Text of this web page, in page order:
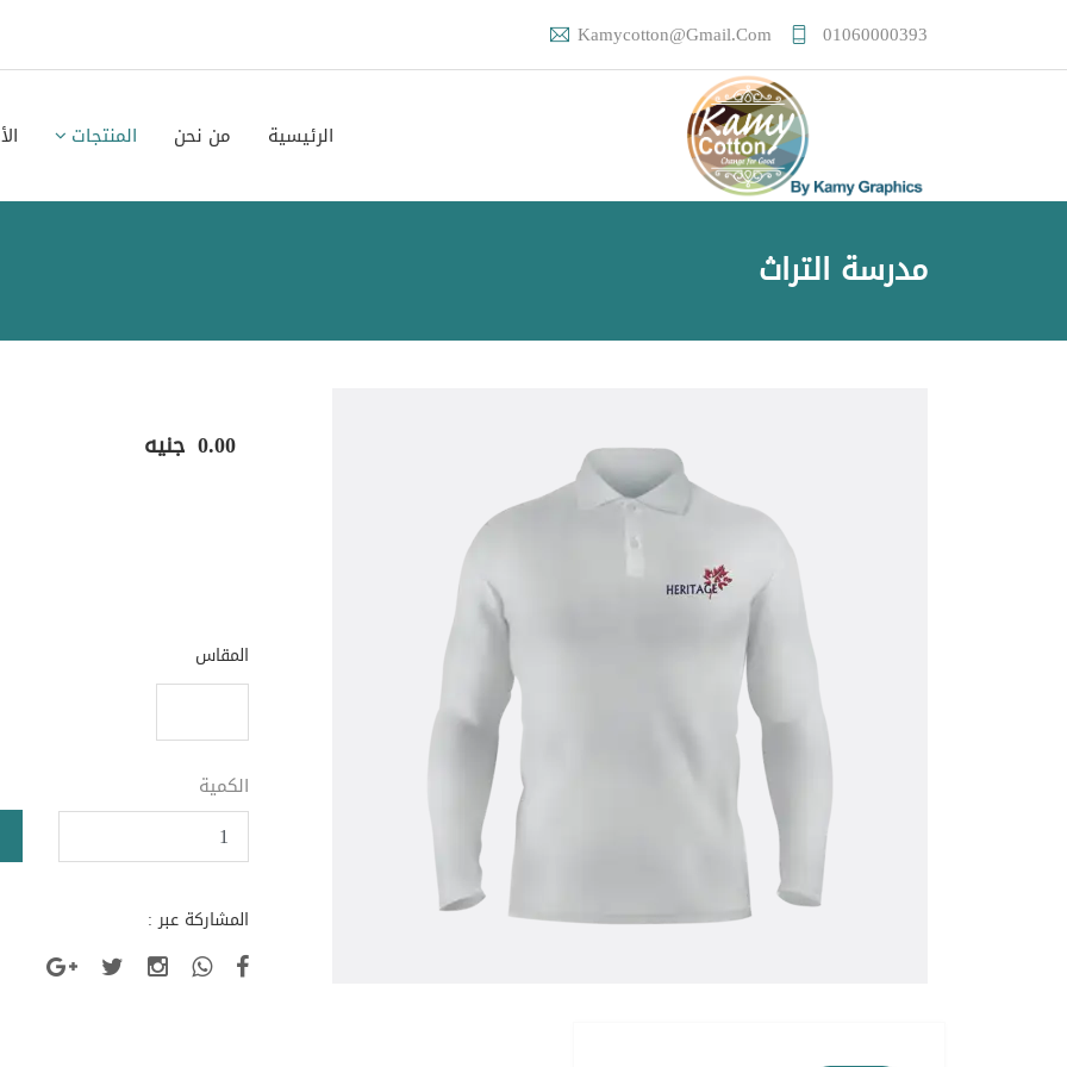
01060000393
Kamycotton@gmail.com
الرئيسية من نحن المنتجات
مدرسة التراث
جنيه 0.00
المقاس
الكمية
المشاركة عبر :